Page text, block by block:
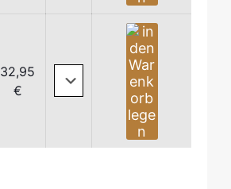
© Gregor Hohenberg / Sony Music (Jonas Kaufmann)
32,95
€